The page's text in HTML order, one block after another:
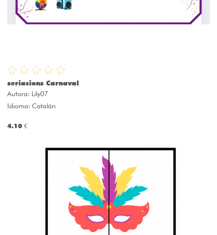
seriacions Carnaval
Autora: Lily07
Idioma: Catalán
4.10 €